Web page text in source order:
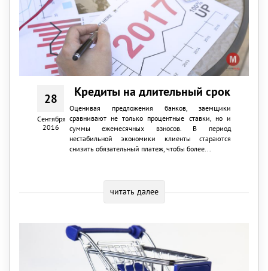
28
Сентября
2016
Кредиты на длительный срок
Оценивая предложения банков, заемщики
сравнивают не только процентные ставки, но и
суммы ежемесячных взносов. В период
нестабильной экономики клиенты стараются
снизить обязательный платеж, чтобы более...
читать далее